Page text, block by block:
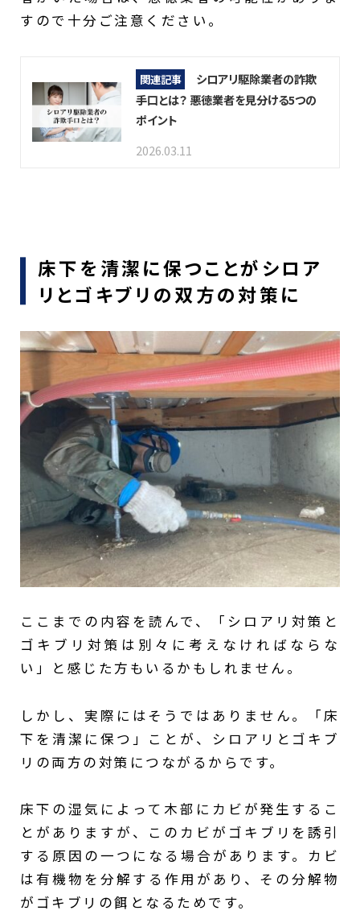
すので十分ご注意ください。
関連記事
シロアリ駆除業者の詐欺
手口とは？ 悪徳業者を見分ける5つの
ポイント
2026.03.11
床下を清潔に保つことがシロア
リとゴキブリの双方の対策に
ここまでの内容を読んで、「シロアリ対策と
ゴキブリ対策は別々に考えなければならな
い」と感じた方もいるかもしれません。
しかし、実際にはそうではありません。「床
下を清潔に保つ」ことが、シロアリとゴキブ
リの両方の対策につながるからです。
床下の湿気によって木部にカビが発生するこ
とがありますが、このカビがゴキブリを誘引
する原因の一つになる場合があります。カビ
は有機物を分解する作用があり、その分解物
がゴキブリの餌となるためです。